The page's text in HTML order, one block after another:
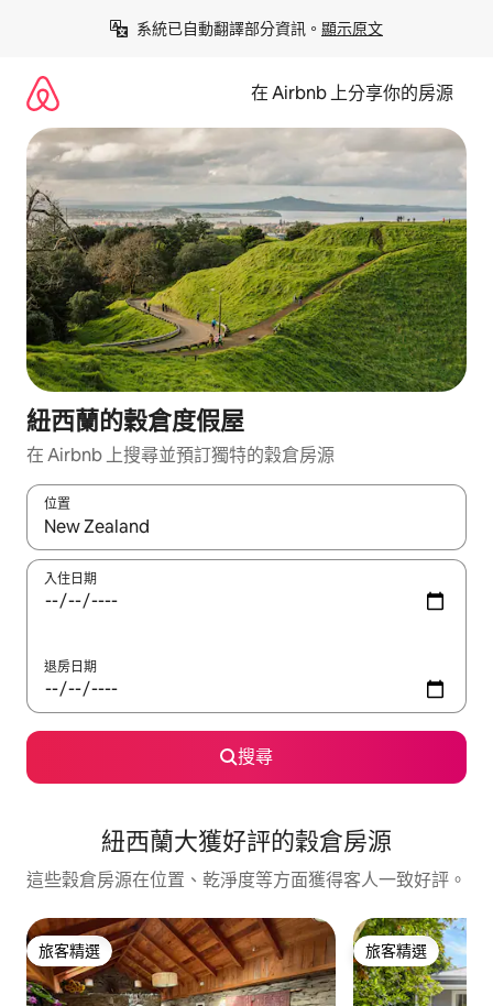
系統已自動翻譯部分資訊。 顯示原文
在 Airbnb 上分享你的房源
紐西蘭的穀倉度假屋
在 Airbnb 上搜尋並預訂獨特的穀倉房源
位置
如有搜尋結果，瀏覽內容時請使用上下箭頭，或輕點、滑動裝置。
入住日期
退房日期
搜尋
紐西蘭大獲好評的穀倉房源
這些穀倉房源在位置、乾淨度等方面獲得客人一致好評。
旅客精選
旅客精選 旅客精選
旅客精選